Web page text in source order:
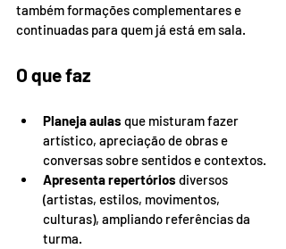
também formações complementares e
continuadas para quem já está em sala.
O que faz
Planeja aulas que misturam fazer
artístico, apreciação de obras e
conversas sobre sentidos e contextos.
Apresenta repertórios diversos
(artistas, estilos, movimentos,
culturas), ampliando referências da
turma.